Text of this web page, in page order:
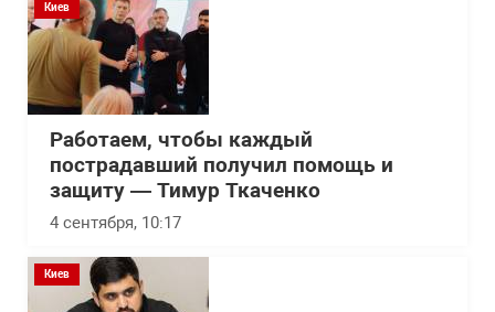
Киев
Работаем, чтобы каждый
пострадавший получил помощь и
защиту — Тимур Ткаченко
4 сентября, 10:17
Киев